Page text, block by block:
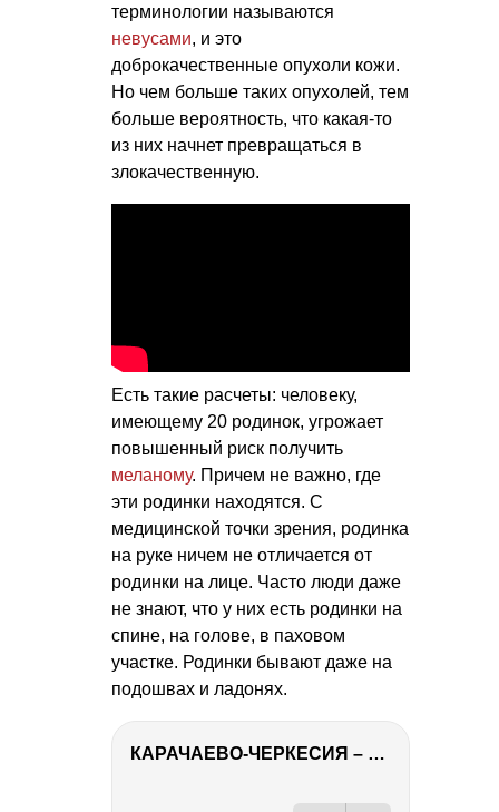
терминологии называются
невусами, и это
доброкачественные опухоли кожи.
Но чем больше таких опухолей, тем
больше вероятность, что какая-то
из них начнет превращаться в
злокачественную.
Есть такие расчеты: человеку,
имеющему 20 родинок, угрожает
повышенный риск получить
меланому. Причем не важно, где
эти родинки находятся. С
медицинской точки зрения, родинка
на руке ничем не отличается от
родинки на лице. Часто люди даже
не знают, что у них есть родинки на
спине, на голове, в паховом
участке. Родинки бывают даже на
подошвах и ладонях.
КАРАЧАЕВО-ЧЕРКЕСИЯ – ПУТЕШЕСТВИЕ НА КАВКАЗ часть 2